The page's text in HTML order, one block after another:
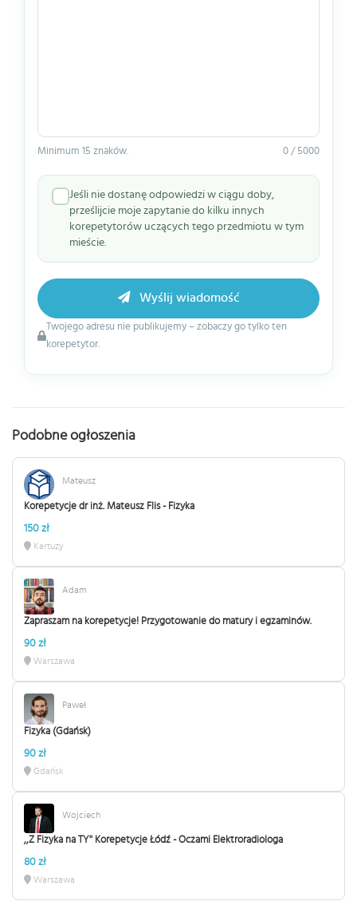
Minimum 15 znaków. 0 / 5000
Jeśli nie dostanę odpowiedzi w ciągu doby,
prześlijcie moje zapytanie do kilku innych
korepetytorów uczących tego przedmiotu w tym
mieście.
Twojego adresu nie publikujemy – zobaczy go tylko ten
korepetytor.
Wyślij wiadomość
Podobne ogłoszenia
Mateusz
Korepetycje dr inż. Mateusz Flis - Fizyka
150 zł
Kartuzy
Adam
Zapraszam na korepetycje! Przygotowanie do matury i egzaminów.
90 zł
Warszawa
Paweł
Fizyka (Gdańsk)
90 zł
Gdańsk
Wojciech
,,Z Fizyka na TY'' Korepetycje Łódź - Oczami Elektroradiologa
80 zł
Warszawa